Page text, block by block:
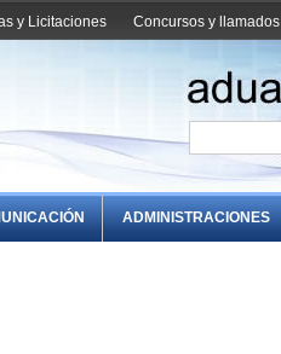
Concursos y llamados
y Licitaciones
ADMINISTRACIONES